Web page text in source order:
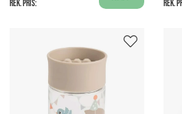
Rek. pris: Rek.